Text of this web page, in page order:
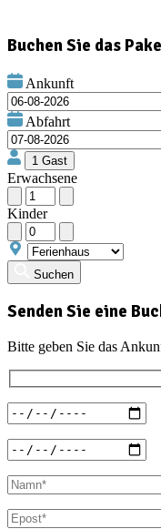
Buchen Sie das
Ankunft
Abfahrt
Erwachsene
Kinder
Suchen
Senden Sie eine
Bitte geben Sie das